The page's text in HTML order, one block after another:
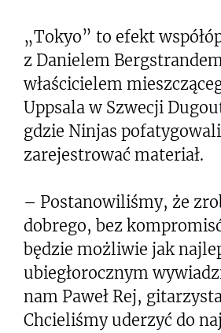
„Tokyo” to efekt
z Danielem
właścicielem
Uppsala w Szwecji
gdzie Ninjas
zarejestrować materiał.
– Postanowiliśmy, że
dobrego, bez
będzie możliwie jak
ubiegłorocznym
nam Paweł Rej,
Chcieliśmy uderzyć do